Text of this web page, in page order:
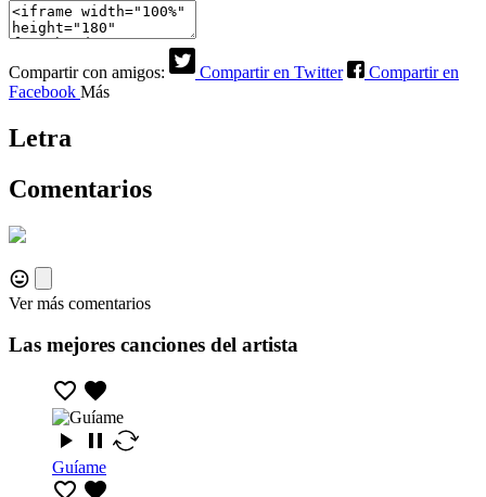
Compartir con amigos: Compartir en Twitter
Compartir en
Facebook Más
Letra
Comentarios
Ver más comentarios
Las mejores canciones del artista
Guíame